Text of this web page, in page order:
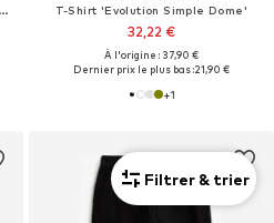
Baskets basses 'COURT GRAFFIK M SHOE'
T-Shirt 'Evolution Simple Dome'
32,22 €
À l'origine : 37,90 €
Dernier prix le plus bas :21,90 €
+1
Filtrer & trier